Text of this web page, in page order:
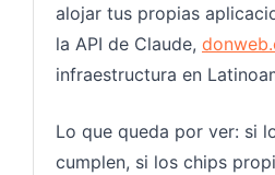
alojar tus propias
la API de Claude,
infraestructura en
Lo que queda por ver: si
cumplen, si los chips